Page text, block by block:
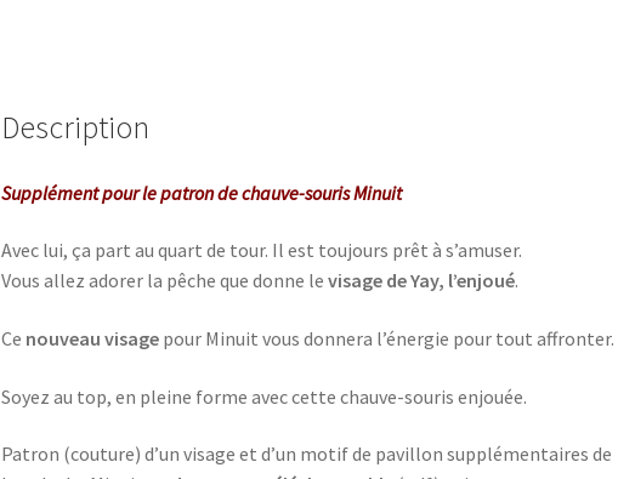
Description
Supplément pour le patron dechauve-souris Minuit
Avec lui, ça part au quart de tour. Il est toujours prêt à s’amuser.
Vous allez adorer la pêche que donne le visage de Yay, l’enjoué.
Ce nouveau visagepour Minuit vous donnera l’énergie pour tout affronter.
Soyez au top, en pleine forme avec cette chauve-souris enjouée.
Patron (couture) d’un visage et d’un motif de pavillon supplémentaires de